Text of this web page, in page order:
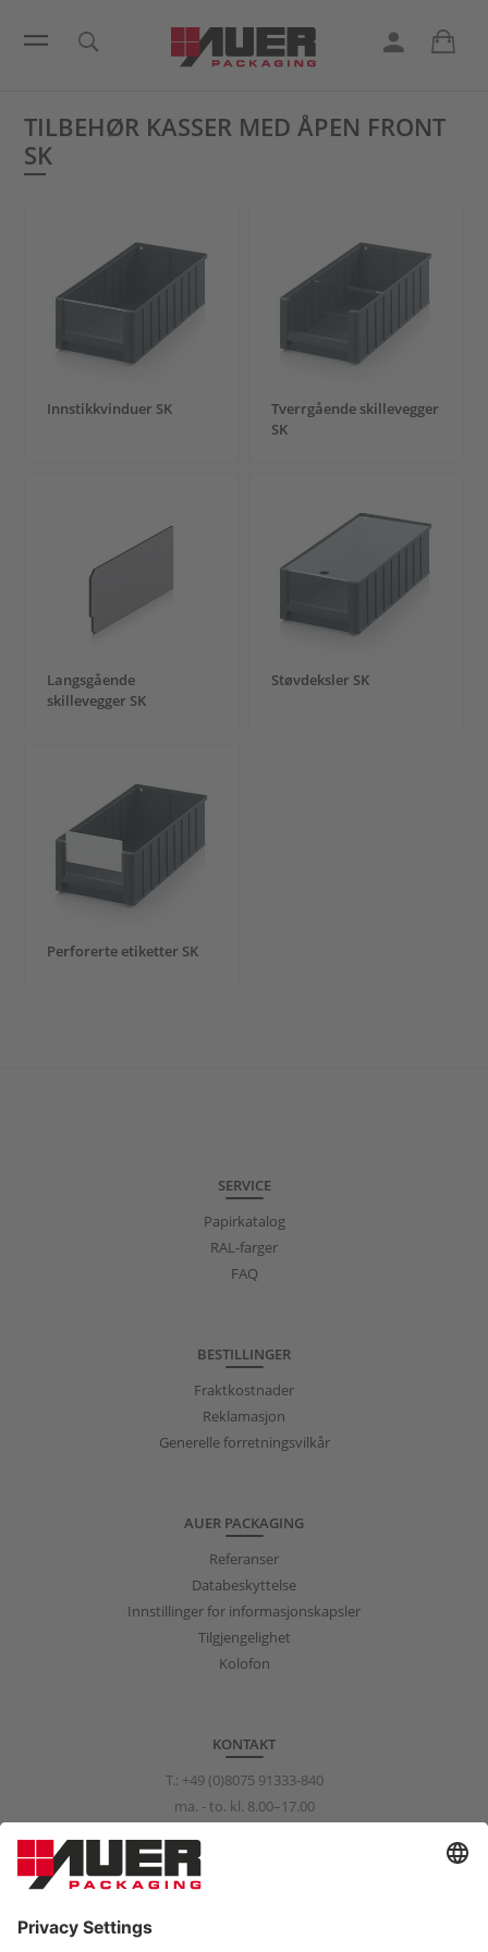
TILBEHØR KASSER MED ÅPEN FRONT
SK
Innstikkvinduer SK
Tverrgående skillevegger
SK
Langsgående
skillevegger SK
Støvdeksler SK
Perforerte etiketter SK
SERVICE
Papirkatalog
RAL-farger
FAQ
BESTILLINGER
Fraktkostnader
Reklamasjon
Generelle forretningsvilkår
AUER PACKAGING
Referanser
Databeskyttelse
Innstillinger for informasjonskapsler
Tilgjengelighet
Kolofon
KONTAKT
T.: +49 (0)8075 91333-840
ma. - to. kl. 8.00–17.00
info@auer-packaging.com